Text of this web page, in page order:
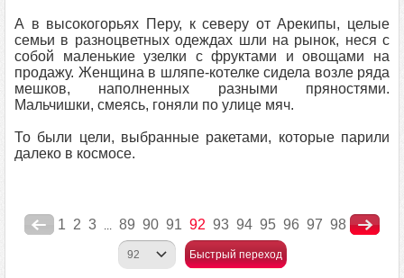
А в высокогорьях Перу, к северу от Арекипы, целые
семьи в разноцветных одеждах шли на рынок, неся с
собой маленькие узелки с фруктами и овощами на
продажу. Женщина в шляпе-котелке сидела возле ряда
мешков, наполненных разными пряностями.
Мальчишки, смеясь, гоняли по улице мяч.
То были цели, выбранные ракетами, которые парили
далеко в космосе.
1 2 3 ... 89 90 91 92 93 94 95 96 97 98
Быстрый переход